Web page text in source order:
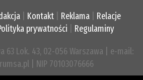
Kontakt Reklama
Relacje
prywatności Regulaminy
63 Lok. 43, 02-056 Warszawa | e-mail:
| NIP 70103076666